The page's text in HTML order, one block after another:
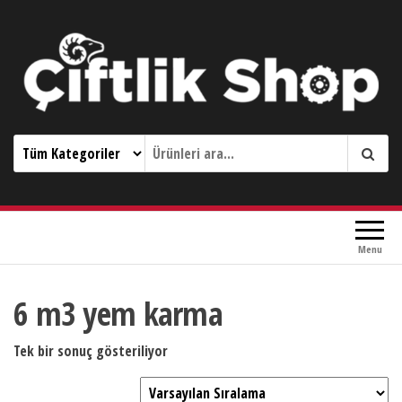
Çiftlik Shop 0533 644 3989
Menu
6 m3 yem karma
Tek bir sonuç gösteriliyor